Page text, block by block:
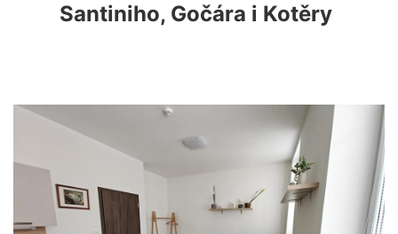
Santiniho, Gočára i Kotěry